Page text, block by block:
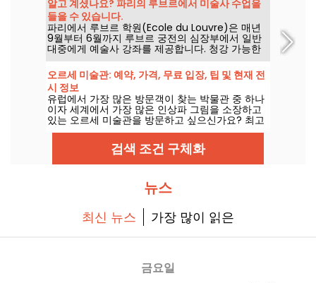
설하는 가이드 투어, 그리고 작가의 스텐실 세계를
체험하는 시간으로 구성되어 있습니다.
알고 계셨나요? 파리의 루브르에서 미술사 수업을
들을 수 있습니다.
파리에서 루브르 학원(Ecole du Louvre)은 매년
9월부터 6월까지 루브르 궁전의 심장부에서 일반
대중에게 예술사 강좌를 제공합니다. 청강 가능한
형식으로도 수강이 가능하죠. 박물관은 또한 때때
로 무료 강연도 제공합니다. 예술사에 대해 누구나
꿰뚫을 수 있는 기회입니다!
오르세 미술관: 예약, 가격, 무료 입장, 팁 및 현재 전
시 정보
유럽에서 가장 많은 방문객이 찾는 박물관 중 하나
이자 세계에서 가장 많은 인상파 그림을 소장하고
있는 오르세 미술관을 방문하고 싶으신가요? 최고
의 조건에서 최고의 작품을 감상하기 위해 필요한
모든 팁과 요령, 현재 진행 중인 전시, 가격 및 무료
입장 등 다양한 정보를 알려드릴게요.
검색 조건 구체화
뉴스
최신 뉴스 가장 많이 읽은
금요일